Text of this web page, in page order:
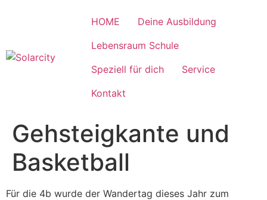
HOME
Deine Ausbildung
Lebensraum Schule
Speziell für dich
Service
Kontakt
Gehsteigkante und
Basketball
Für die 4b wurde der Wandertag dieses Jahr zum